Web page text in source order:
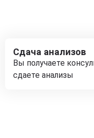
Сдача анализов
Вы получаете
сдаете анализы